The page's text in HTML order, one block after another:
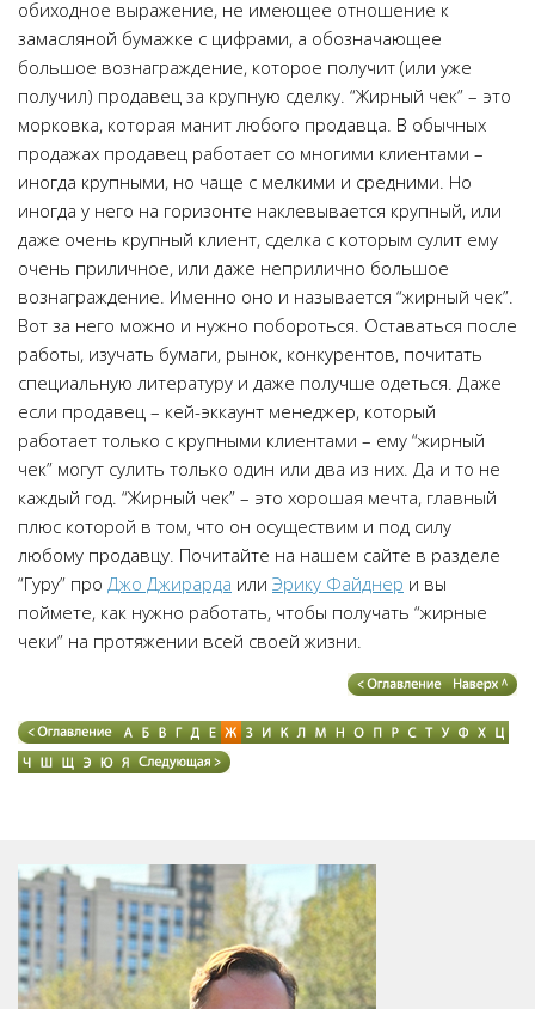
обиходное выражение, не имеющее отношение к
замасляной бумажке с цифрами, а обозначающее
большое вознаграждение, которое получит (или уже
получил) продавец за крупную сделку. “Жирный чек” – это
морковка, которая манит любого продавца. В обычных
продажах продавец работает со многими клиентами –
иногда крупными, но чаще с мелкими и средними. Но
иногда у него на горизонте наклевывается крупный, или
даже очень крупный клиент, сделка с которым сулит ему
очень приличное, или даже неприлично большое
вознаграждение. Именно оно и называется “жирный чек”.
Вот за него можно и нужно побороться. Оставаться после
работы, изучать бумаги, рынок, конкурентов, почитать
специальную литературу и даже получше одеться. Даже
если продавец – кей-эккаунт менеджер, который
работает только с крупными клиентами – ему “жирный
чек” могут сулить только один или два из них. Да и то не
каждый год. “Жирный чек” – это хорошая мечта, главный
плюс которой в том, что он осуществим и под силу
любому продавцу. Почитайте на нашем сайте в разделе
“Гуру” про Джо Джирарда или Эрику Файднер и вы
поймете, как нужно работать, чтобы получать “жирные
чеки” на протяжении всей своей жизни.